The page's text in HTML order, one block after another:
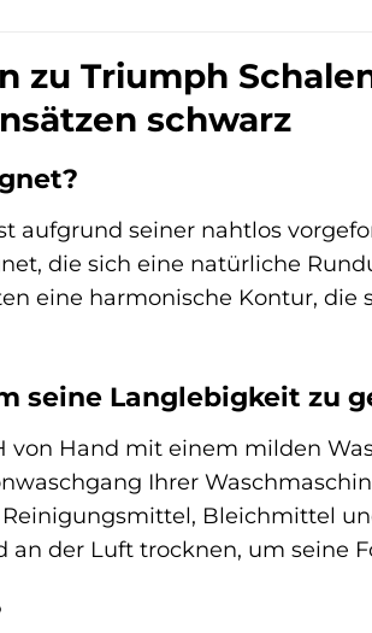
zu Triumph
schwarz
aufgrund seiner nahtlos
die sich eine natürliche
eine harmonische Kontur, die
seine Langlebigkeit zu
von Hand mit einem milden
Ihrer
Bleichmittel
an der Luft trocknen, um seine